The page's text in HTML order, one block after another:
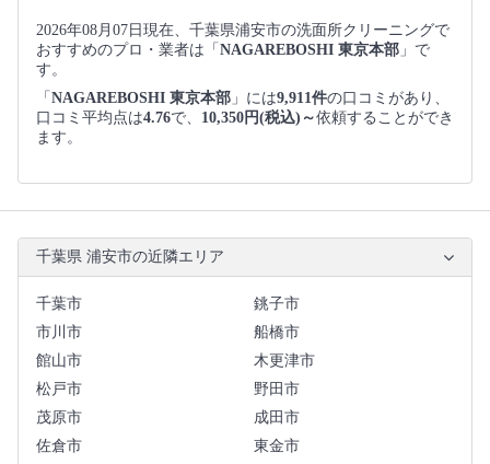
2026年08月07日現在、千葉県浦安市の洗面所クリーニングで
おすすめのプロ・業者は「 NAGAREBOSHI 東京本部 」で
す。
「 NAGAREBOSHI 東京本部 」には9,911件の口コミがあり、
口コミ平均点は4.76で、 10,350円(税込)～依頼することができ
ます。
千葉県 浦安市の近隣エリア
千葉市
銚子市
市川市
船橋市
館山市
木更津市
松戸市
野田市
茂原市
成田市
佐倉市
東金市